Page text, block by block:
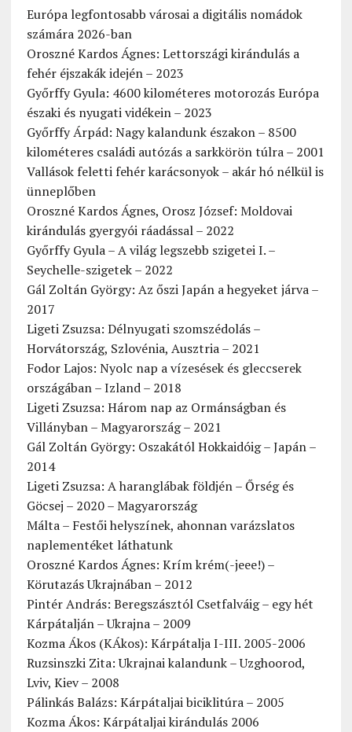
Európa legfontosabb városai a digitális nomádok
számára 2026-ban
Oroszné Kardos Ágnes: Lettországi kirándulás a
fehér éjszakák idején – 2023
Győrffy Gyula: 4600 kilométeres motorozás Európa
északi és nyugati vidékein – 2023
Győrffy Árpád: Nagy kalandunk északon – 8500
kilométeres családi autózás a sarkkörön túlra – 2001
Vallások feletti fehér karácsonyok – akár hó nélkül is
ünneplőben
Oroszné Kardos Ágnes, Orosz József: Moldovai
kirándulás gyergyói ráadással – 2022
Győrffy Gyula – A világ legszebb szigetei I. –
Seychelle-szigetek – 2022
Gál Zoltán György: Az őszi Japán a hegyeket járva –
2017
Ligeti Zsuzsa: Délnyugati szomszédolás –
Horvátország, Szlovénia, Ausztria – 2021
Fodor Lajos: Nyolc nap a vízesések és gleccserek
országában – Izland – 2018
Ligeti Zsuzsa: Három nap az Ormánságban és
Villányban – Magyarország – 2021
Gál Zoltán György: Oszakától Hokkaidóig – Japán –
2014
Ligeti Zsuzsa: A haranglábak földjén – Őrség és
Göcsej – 2020 – Magyarország
Málta – Festői helyszínek, ahonnan varázslatos
naplementéket láthatunk
Oroszné Kardos Ágnes: Krím krém(-jeee!) –
Körutazás Ukrajnában – 2012
Pintér András: Beregszásztól Csetfalváig – egy hét
Kárpátalján – Ukrajna – 2009
Kozma Ákos (KÁkos): Kárpátalja I-III. 2005-2006
Ruzsinszki Zita: Ukrajnai kalandunk – Uzghoorod,
Lviv, Kiev – 2008
Pálinkás Balázs: Kárpátaljai biciklitúra – 2005
Kozma Ákos: Kárpátaljai kirándulás 2006